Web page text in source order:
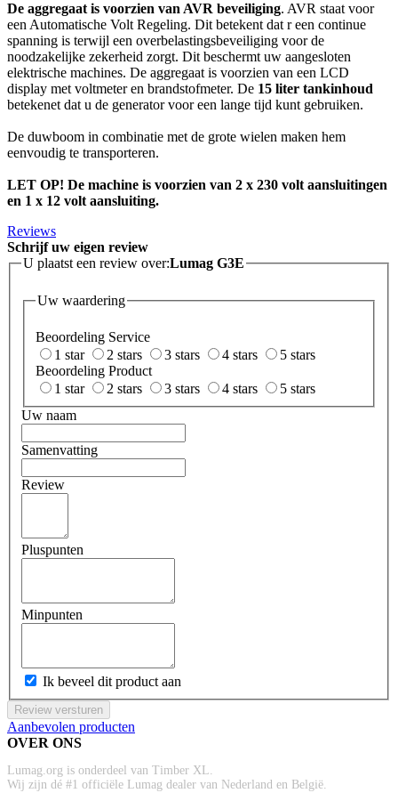
De aggregaat is voorzien van AVR beveiliging. AVR staat voor
een Automatische Volt Regeling. Dit betekent dat r een continue
spanning is terwijl een overbelastingsbeveiliging voor de
noodzakelijke zekerheid zorgt. Dit beschermt uw aangesloten
elektrische machines. De aggregaat is voorzien van een LCD
display met voltmeter en brandstofmeter. De 15 liter tankinhoud
betekenet dat u de generator voor een lange tijd kunt gebruiken.
De duwboom in combinatie met de grote wielen maken hem
eenvoudig te transporteren.
LET OP! De machine is voorzien van 2 x 230 volt aansluitingen
en 1 x 12 volt aansluiting.
Reviews
Schrijf uw eigen review
U plaatst een review over:Lumag G3E
Uw waardering
Beoordeling Service
1 star
2 stars 3 stars 4 stars
5 stars
Beoordeling Product
1 star
2 stars 3 stars 4 stars
5 stars
Uw naam
Samenvatting
Review
Pluspunten
Minpunten
Ik beveel dit product aan
Review versturen
Aanbevolen producten
OVER ONS
Lumag.org is onderdeel van Timber XL.
Wij zijn dé #1 officiële Lumag dealer van Nederland en België.